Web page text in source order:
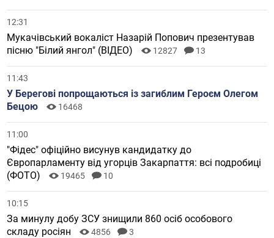
12:31
Мукачівський вокаліст Назарій Попович презентував
пісню "Білий янгол" (ВІДЕО)
12827 13
11:43
У Берегові попрощаються із загиблим Героєм Олегом
Бецою
16468
11:00
"Фідес" офіційно висунув кандидатку до
Європарламенту від угорців Закарпаття: всі подробиці
(ФОТО)
19465 10
10:15
За минулу добу ЗСУ знищили 860 осіб особового
складу росіян
4856 3